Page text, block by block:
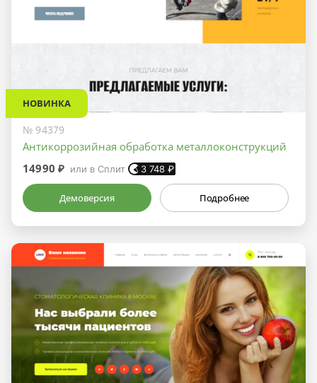
НОВИНКА
№ 94379
Антикоррозийная обработка металлоконструкций
14990 ₽ или в Сплит 3 748 ₽
Демоверсия Подробнее